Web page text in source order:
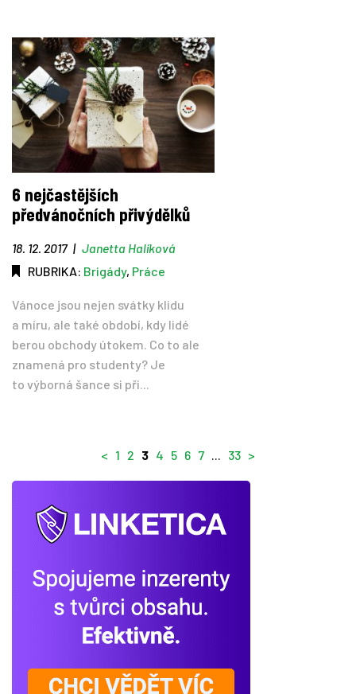
6 nejčastějších
předvánočních přivýdělků
18. 12. 2017 | Janetta Halíková
RUBRIKA: Brigády, Práce
Vánoce jsou nejen svátky klidu
a míru, ale také období, kdy lidé
berou obchody útokem. Co to ale
znamená pro studenty? Je
to výborná šance si při...
< 1 2 3 4 5 6 7 ... 33 >